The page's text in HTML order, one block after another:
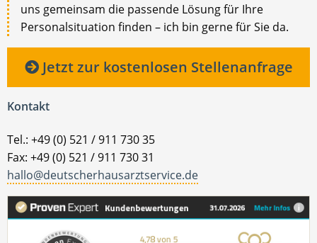
uns gemeinsam die passende Lösung für Ihre
Personalsituation finden – ich bin gerne für Sie da.
Jetzt zur kostenlosen Stellenanfrage
Kontakt
Tel.: +49 (0) 521 / 911 730 35
Fax: +49 (0) 521 / 911 730 31
hallo@deutscherhausarztservice.de